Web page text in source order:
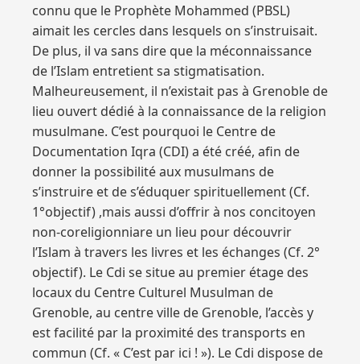
connu que le Prophète Mohammed (PBSL)
aimait les cercles dans lesquels on s’instruisait.
De plus, il va sans dire que la méconnaissance
de l’Islam entretient sa stigmatisation.
Malheureusement, il n’existait pas à Grenoble de
lieu ouvert dédié à la connaissance de la religion
musulmane. C’est pourquoi le Centre de
Documentation Iqra (CDI) a été créé, afin de
donner la possibilité aux musulmans de
s’instruire et de s’éduquer spirituellement (Cf.
1°objectif) ,mais aussi d’offrir à nos concitoyen
non-coreligionniare un lieu pour découvrir
l’Islam à travers les livres et les échanges (Cf. 2°
objectif). Le Cdi se situe au premier étage des
locaux du Centre Culturel Musulman de
Grenoble, au centre ville de Grenoble, l’accès y
est facilité par la proximité des transports en
commun (Cf. « C’est par ici ! »). Le Cdi dispose de